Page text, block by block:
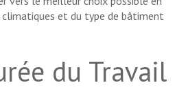
et du type de bâtiment
du Travail